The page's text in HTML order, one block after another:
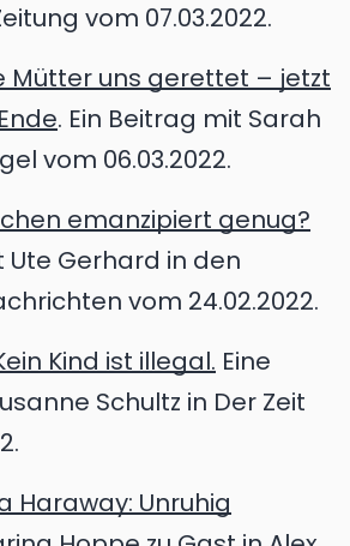
vom 07.03.2022.
Mütter uns gerettet – jetzt
. Ein Beitrag mit Sarah
vom 06.03.2022.
emanzipiert genug?
Ute Gerhard in den
vom 24.02.2022.
Kind ist illegal. Eine
Schultz in Der Zeit
Haraway: Unruhig